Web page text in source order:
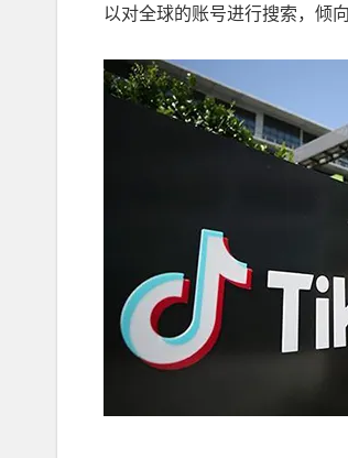
以对全球的账号进行搜索，倾